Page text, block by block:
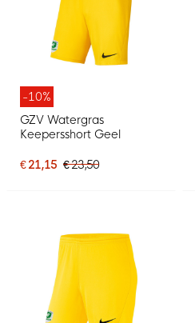
-10%
GZV Watergras
Keepersshort Geel
€ 21,15 € 23,50